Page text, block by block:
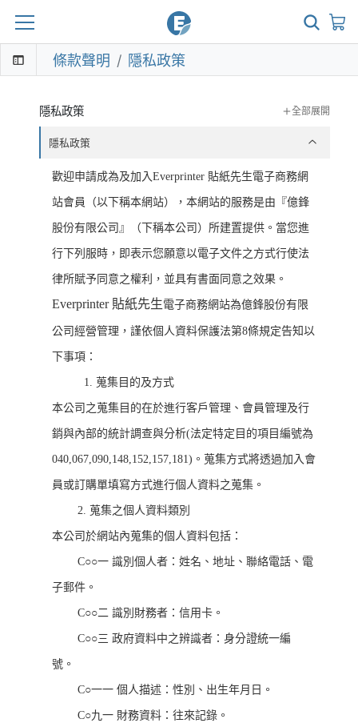
條款聲明 隱私政策
隱私政策 全部展開
隱私政策
歡迎申請成為及加入Everprinter 貼紙先生電子商務網
站會員（以下稱本網站），本網站的服務是由『億鋒
股份有限公司』（下稱本公司）所建置提供。當您進
行下列服時，即表示您願意以電子文件之方式行使法
律所賦予同意之權利，並具有書面同意之效果。
Everprinter 貼紙先生電子商務網站為億鋒股份有限
公司經營管理，謹依個人資料保護法第8條規定告知以
下事項：
1. 蒐集目的及方式
本公司之蒐集目的在於進行客戶管理、會員管理及行
銷與內部的統計調查與分析(法定特定目的項目編號為
040,067,090,148,152,157,181)。蒐集方式將透過加入會
員或訂購單填寫方式進行個人資料之蒐集。
2. 蒐集之個人資料類別
本公司於網站內蒐集的個人資料包括：
C○○一 識別個人者：姓名、地址、聯絡電話、電
子郵件。
C○○二 識別財務者：信用卡。
C○○三 政府資料中之辨識者：身分證統一編
號。
C○一一 個人描述：性別、出生年月日。
C○九一 財務資料：往來記錄。